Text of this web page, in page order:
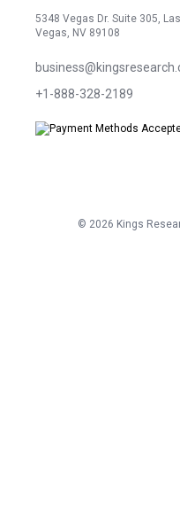
5348 Vegas Dr. Suite 305, Las
Vegas, NV 89108
+1-888-328-2189
© 2026 Kings